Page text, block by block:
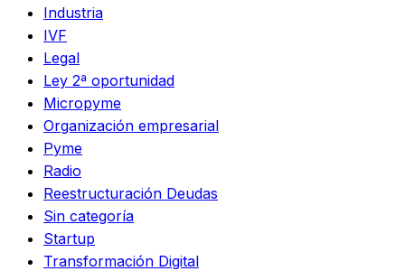
Industria
IVF
Legal
Ley 2ª oportunidad
Micropyme
Organización empresarial
Pyme
Radio
Reestructuración Deudas
Sin categoría
Startup
Transformación Digital